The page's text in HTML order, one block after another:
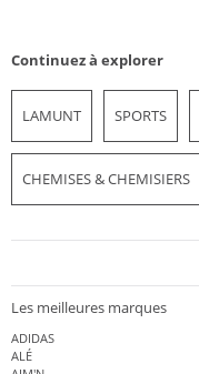
Continuez à explorer
LAMUNT SPORTS
CHEMISES & CHEMISIERS
Les meilleures marques
ADIDAS
ALÉ